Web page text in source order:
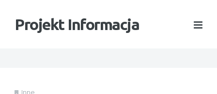
Projekt Informacja
Inne